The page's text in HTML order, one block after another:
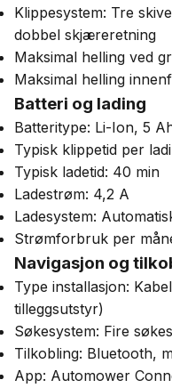
Klippesystem: Tre
dobbel skjæreretning
Maksimal helling ved
Maksimal helling
Batteri og lading
Batteritype: Li-Ion, 5
Typisk klippetid per
Typisk ladetid: 40 min
Ladestrøm: 4,2 A
Ladesystem:
Strømforbruk per
Navigasjon og
Type installasjon:
tilleggsutstyr)
Søkesystem: Fire
Tilkobling: Bluetooth,
App: Automower